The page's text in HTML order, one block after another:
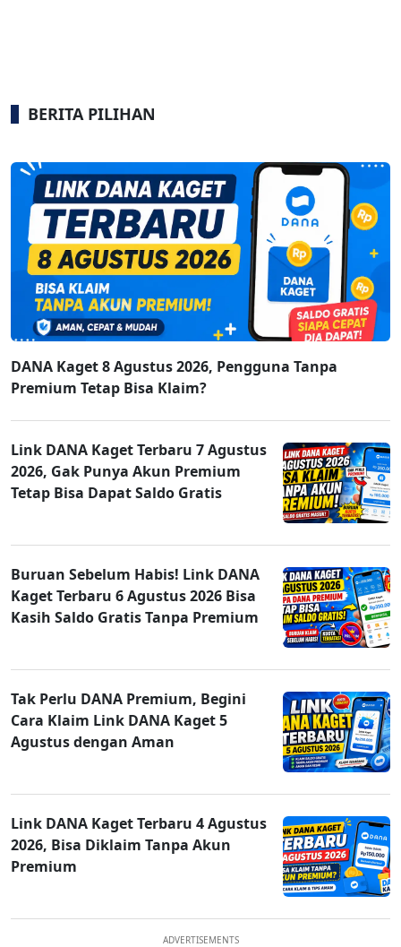
BERITA PILIHAN
DANA Kaget 8 Agustus 2026, Pengguna Tanpa
Premium Tetap Bisa Klaim?
Link DANA Kaget Terbaru 7 Agustus
2026, Gak Punya Akun Premium
Tetap Bisa Dapat Saldo Gratis
Buruan Sebelum Habis! Link DANA
Kaget Terbaru 6 Agustus 2026 Bisa
Kasih Saldo Gratis Tanpa Premium
Tak Perlu DANA Premium, Begini
Cara Klaim Link DANA Kaget 5
Agustus dengan Aman
Link DANA Kaget Terbaru 4 Agustus
2026, Bisa Diklaim Tanpa Akun
Premium
ADVERTISEMENTS